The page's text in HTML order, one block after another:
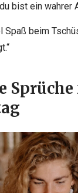
bist ein wahrer
Spaß beim